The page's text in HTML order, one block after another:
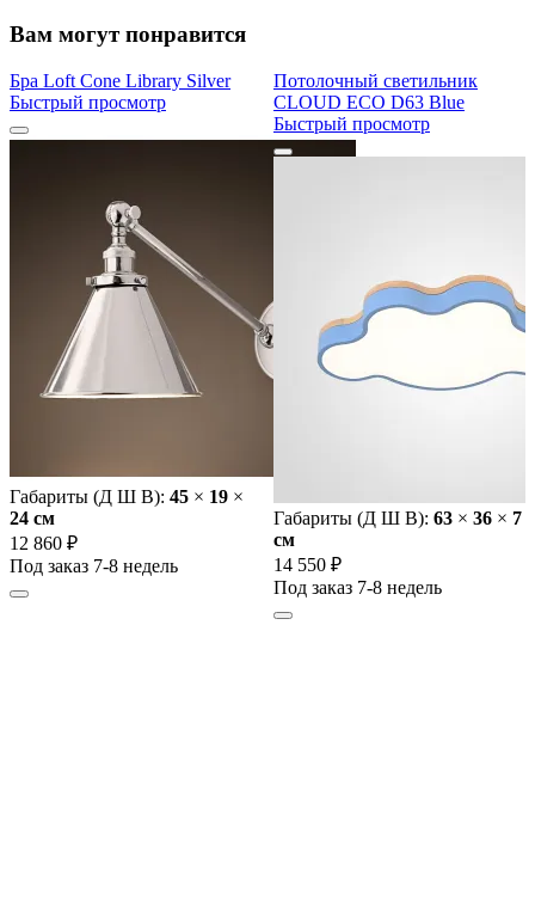
Вам могут понравится
Бра Loft Cone Library Silver
Быстрый просмотр
Габариты (Д Ш В): 45 × 19 ×
24 cм
12 860 ₽
Под заказ 7-8 недель
Потолочный светильник
CLOUD ECO D63 Blue
Быстрый просмотр
Габариты (Д Ш В): 63 × 36 × 7
cм
14 550 ₽
Под заказ 7-8 недель